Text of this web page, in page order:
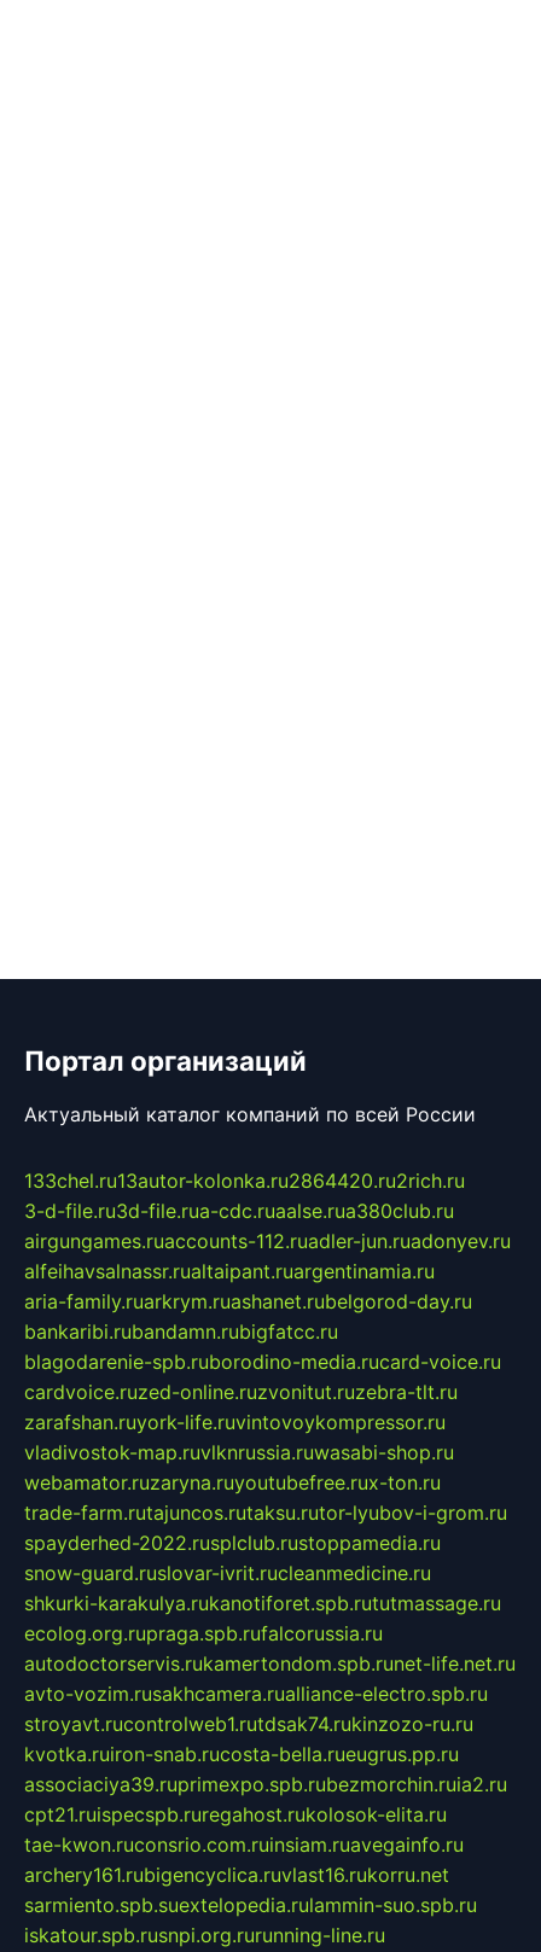
Портал организаций
Актуальный каталог компаний по всей России
133chel.ru13autor-kolonka.ru2864420.ru2rich.ru
3-d-file.ru3d-file.rua-cdc.ruaalse.rua380club.ru
airgungames.ruaccounts-112.ruadler-jun.ruadonyev.ru
alfeihavsalnassr.rualtaipant.ruargentinamia.ru
aria-family.ruarkrym.ruashanet.rubelgorod-day.ru
bankaribi.rubandamn.rubigfatcc.ru
blagodarenie-spb.ruborodino-media.rucard-voice.ru
cardvoice.ruzed-online.ruzvonitut.ruzebra-tlt.ru
zarafshan.ruyork-life.ruvintovoykompressor.ru
vladivostok-map.ruvlknrussia.ruwasabi-shop.ru
webamator.ruzaryna.ruyoutubefree.rux-ton.ru
trade-farm.rutajuncos.rutaksu.rutor-lyubov-i-grom.ru
spayderhed-2022.rusplclub.rustoppamedia.ru
snow-guard.ruslovar-ivrit.rucleanmedicine.ru
shkurki-karakulya.rukanotiforet.spb.rututmassage.ru
ecolog.org.rupraga.spb.rufalcorussia.ru
autodoctorservis.rukamertondom.spb.runet-life.net.ru
avto-vozim.rusakhcamera.rualliance-electro.spb.ru
stroyavt.rucontrolweb1.rutdsak74.rukinzozo-ru.ru
kvotka.ruiron-snab.rucosta-bella.rueugrus.pp.ru
associaciya39.ruprimexpo.spb.rubezmorchin.ruia2.ru
cpt21.ruispecspb.ruregahost.rukolosok-elita.ru
tae-kwon.ruconsrio.com.ruinsiam.ruavegainfo.ru
archery161.rubigencyclica.ruvlast16.rukorru.net
sarmiento.spb.suextelopedia.rulammin-suo.spb.ru
iskatour.spb.rusnpi.org.rurunning-line.ru